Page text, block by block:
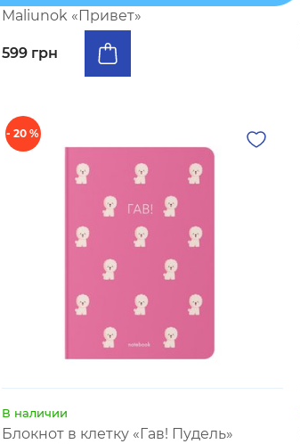
Maliunok «Привет»
599 грн
- 20 %
В наличии
Блокнот в клетку «Гав! Пудель»